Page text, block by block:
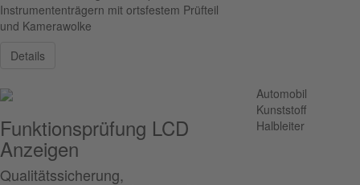
Instrumententrägern mit ortsfestem Prüfteil
und Kamerawolke
Details
Funktionsprüfung LCD
Anzeigen
Qualitätssicherung,
Automobil
Kunststoff
Halbleiter